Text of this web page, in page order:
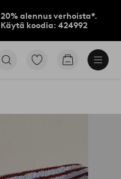
20% alennus verhoista*.
Käytä koodia: 424992
Siirry
Siirry